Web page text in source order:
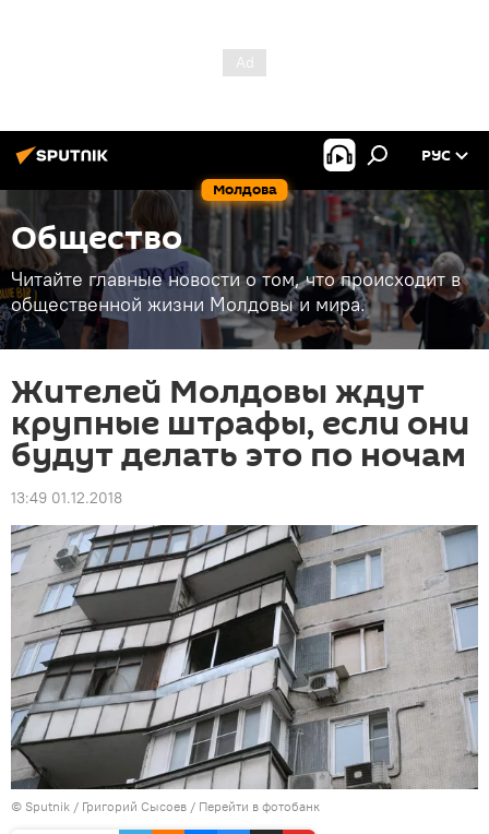
Молдова
РУС
Общество
Читайте главные новости о том, что происходит в
общественной жизни Молдовы и мира.
Жителей Молдовы ждут
крупные штрафы, если они
будут делать это по ночам
13:49 01.12.2018
© Sputnik / Григорий Сысоев / Перейти в фотобанк